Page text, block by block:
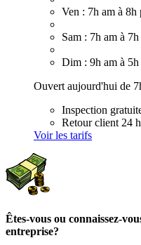
Ven : 7h am à 8h
Sam : 7h am à
Dim : 9h am à 5h
Ouvert aujourd'hui de
Inspection
Retour client 24
Voir les tarifs
Êtes-vous ou connaissez-
entreprise?